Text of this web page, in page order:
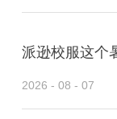
派逊校服这个
2026 - 08 - 07